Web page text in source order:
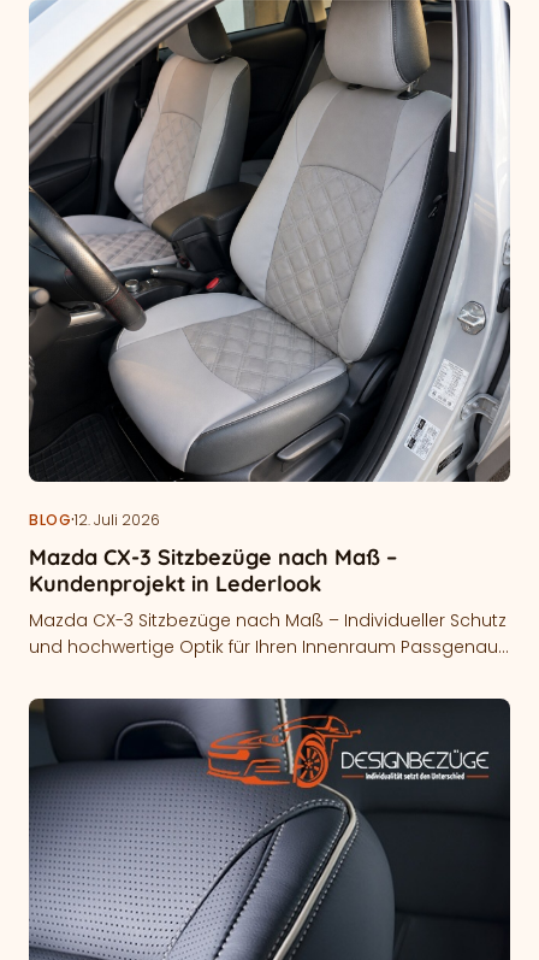
BLOG·12. Juli 2026
Mazda CX-3 Sitzbezüge nach Maß –
Kundenprojekt in Lederlook
Mazda CX-3 Sitzbezüge nach Maß – Individueller Schutz
und hochwertige Optik für Ihren Innenraum Passgenaue